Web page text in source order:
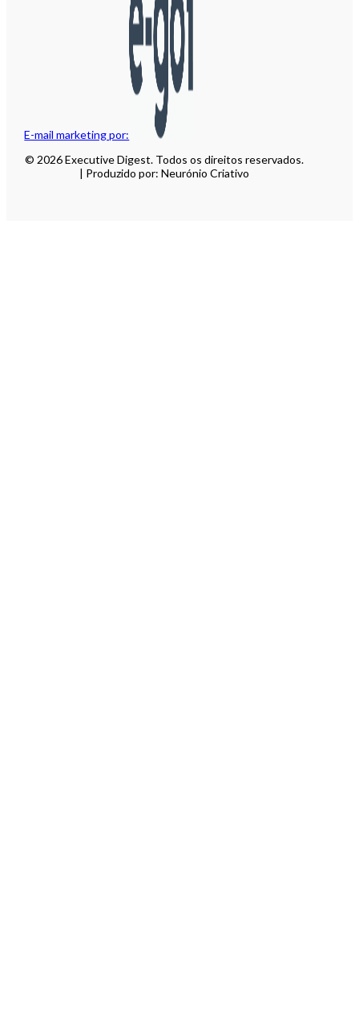
E-mail marketing por:
© 2026 Executive Digest. Todos os direitos reservados.
| Produzido por: Neurónio Criativo